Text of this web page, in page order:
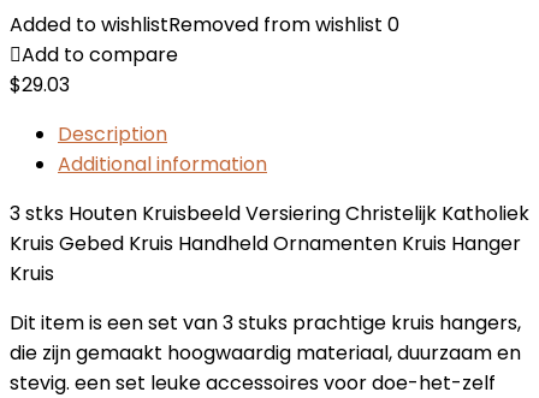
Added to wishlistRemoved from wishlist 0
Add to compare
$29.03
Description
Additional information
3 stks Houten Kruisbeeld Versiering Christelijk Katholiek
Kruis Gebed Kruis Handheld Ornamenten Kruis Hanger
Kruis
Dit item is een set van 3 stuks prachtige kruis hangers,
die zijn gemaakt hoogwaardig materiaal, duurzaam en
stevig. een set leuke accessoires voor doe-het-zelf